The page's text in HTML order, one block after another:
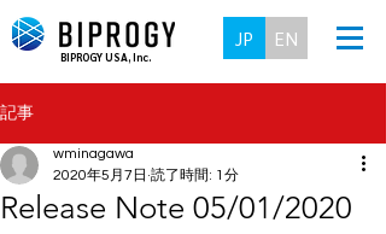
BIPROGY USA, Inc.
JP EN
記事
Release Note 05/01/2020
wminagawa
2020年5月7日 読了時間: 1分